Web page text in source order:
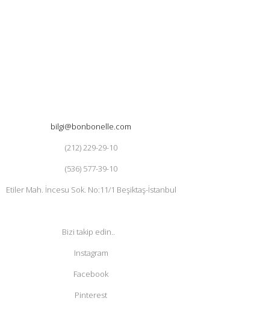
bilgi@bonbonelle.com
(212) 229-29-10
(536) 577-39-10
Etiler Mah. İncesu Sok. No:11/1 Beşiktaş-İstanbul
Bizi takip edin..
Instagram
Facebook
Pinterest